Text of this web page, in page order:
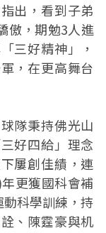
出，看到子弟
傲，期勉3人進
三好精神」，
，在更高舞台
隊秉持佛光山
好四給」理念
屢創佳績，連
更獲國科會補
科學訓練，持
、陳霆豪與机